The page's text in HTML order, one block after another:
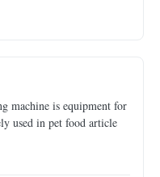
machine is equipment for
used in pet food article